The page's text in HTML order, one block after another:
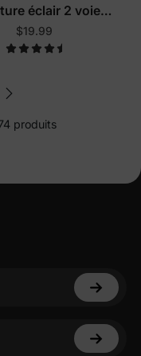
éclair 2 voies
délicieuse
$19.99
produits